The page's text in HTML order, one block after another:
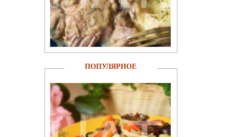
ПОПУЛЯРНОЕ